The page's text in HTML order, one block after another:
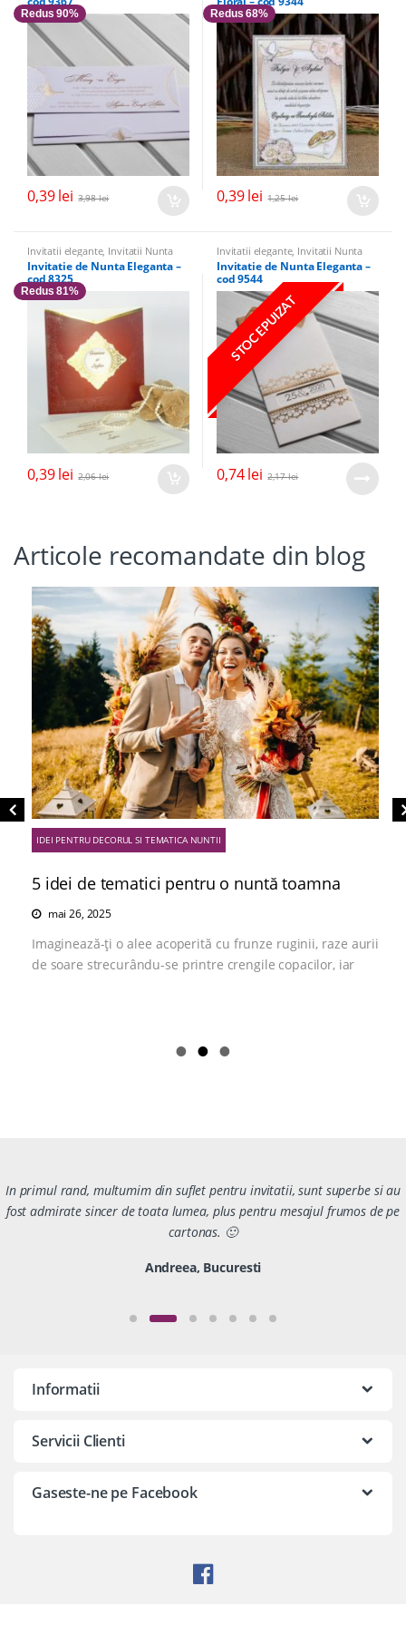
Redus 90%
0,39lei 3,98lei
Redus 68%
0,39lei 1,25lei
Invitatii elegante, Invitatii Nunta
Invitatie de Nunta Eleganta –
cod 8325
Redus 81%
0,39lei 2,06lei
Invitatii elegante, Invitatii Nunta
Invitatie de Nunta Eleganta –
cod 9544
STOC EPUIZAT
0,74lei 2,17lei
Articole recomandate din blog
IDEI PENTRU DECORUL SI TEMATICA NUNTII
5 idei de tematici pentru o nuntă toamna
mai 26, 2025
Imaginează-ți o alee acoperită cu frunze ruginii, raze aurii
de soare strecurându-se printre crengile copacilor, iar
In primul rand, multumim din suflet pentru invitatii, sunt superbe si au
fost admirate sincer de toata lumea, plus pentru mesajul frumos de pe
cartonas. 🙂
Andreea, Bucuresti
Informatii
Servicii Clienti
Gaseste-ne pe Facebook